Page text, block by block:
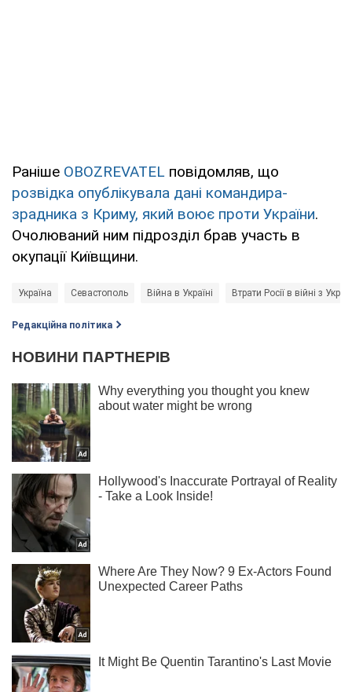
Раніше OBOZREVATEL повідомляв, що
розвідка опублікувала дані командира-
зрадника з Криму, який воює проти України.
Очолюваний ним підрозділ брав участь в
окупації Київщини.
Україна Севастополь Війна в Україні Втрати Росії в війні з
Редакційна політика